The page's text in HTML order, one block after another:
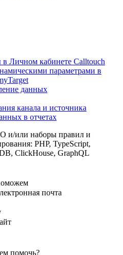
Личном кабинете Calltouch
параметрами в
данных
канала и источника
в отчетах
и/или наборы правил и
PHP, TypeScript,
ClickHouse, GraphQL
почта
помочь?